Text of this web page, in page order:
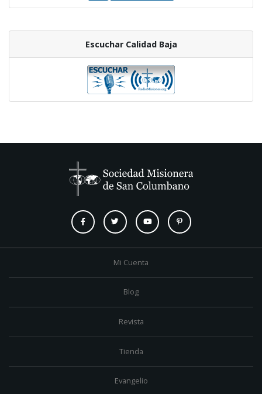
Escuchar Calidad Baja
Mi Cuenta
Blog
Revista
Tienda
Evangelio